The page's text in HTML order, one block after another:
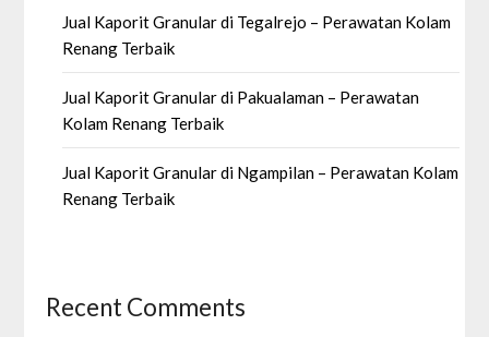
Jual Kaporit Granular di Tegalrejo – Perawatan Kolam
Renang Terbaik
Jual Kaporit Granular di Pakualaman – Perawatan
Kolam Renang Terbaik
Jual Kaporit Granular di Ngampilan – Perawatan Kolam
Renang Terbaik
Recent Comments